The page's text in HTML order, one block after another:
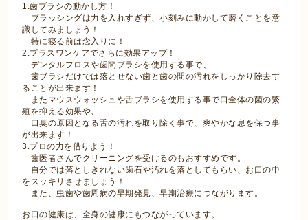
1.歯ブラシの動かし方！
ブラッシングは力を入れすぎず、小刻みに動かして磨くことを意
識してみましょう！
特に寝る前は念入りに！
2.プラスワンケアでさらに効果アップ！
デンタルフロスや歯間ブラシを使用する事で、
歯ブラシだけでは落とせない歯と歯の間の汚れをしっかり除去す
ることが出来ます！
またマウスウォッシュや舌ブラシを使用する事で口全体の菌の繁
殖を抑える効果や、
口臭の原因となる舌の汚れを取り除く事で、爽やかな息を保つ事
が出来ます！
3.プロの力を借りよう！
歯医者さんでクリーニングを受けるのもおすすめです。
自分では落としきれない歯石や汚れを落としてもらい、お口の中
をスッキリさせましょう！
また、虫歯や歯周病の早期発見、早期治療につながります。
お口の健康は、全身の健康にもつながっています。